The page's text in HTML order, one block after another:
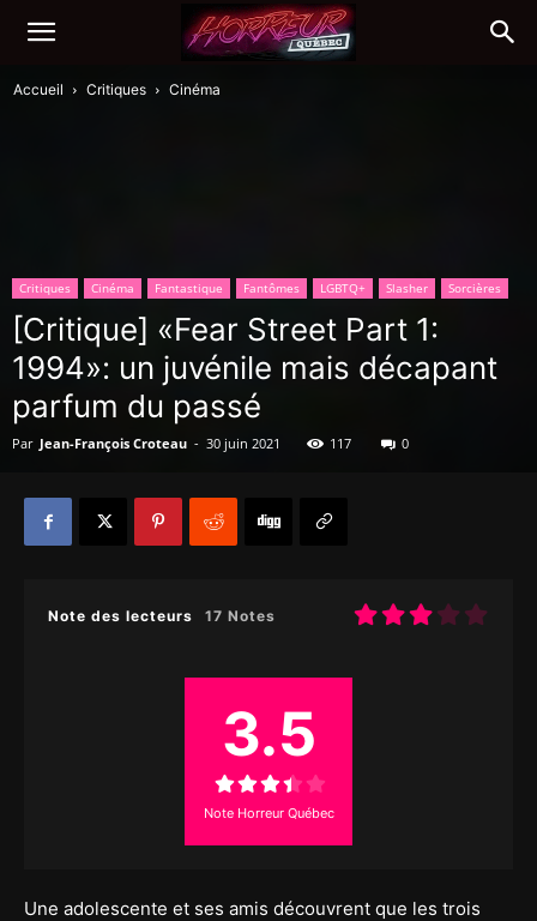
Accueil Critiques Cinéma
Critiques Cinéma Fantastique Fantômes LGBTQ+ Slasher Sorcières
[Critique] «Fear Street Part 1:
1994»: un juvénile mais décapant
parfum du passé
Par Jean-François Croteau - 30 juin 2021 117 0
Note des lecteurs 17 Notes
3.5
Note Horreur Québec
Une adolescente et ses amis découvrent que les trois